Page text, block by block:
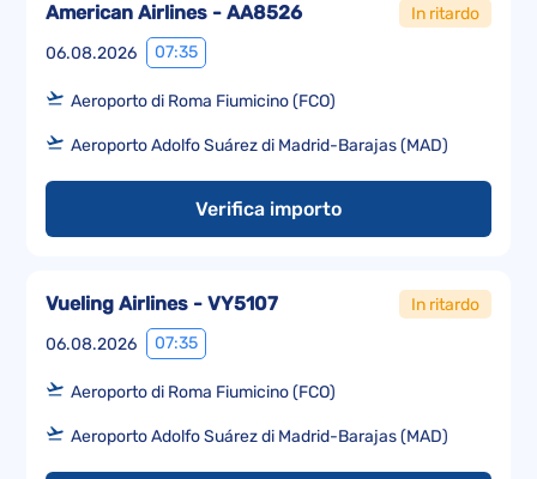
06.08.2026 07:35
American Airlines - AA8526 In ritardo
Aeroporto di Roma Fiumicino (FCO)
Aeroporto Adolfo Suárez di Madrid-Barajas (MAD)
Verifica importo
06.08.2026 07:35
Vueling Airlines - VY5107 In ritardo
Aeroporto di Roma Fiumicino (FCO)
Aeroporto Adolfo Suárez di Madrid-Barajas (MAD)